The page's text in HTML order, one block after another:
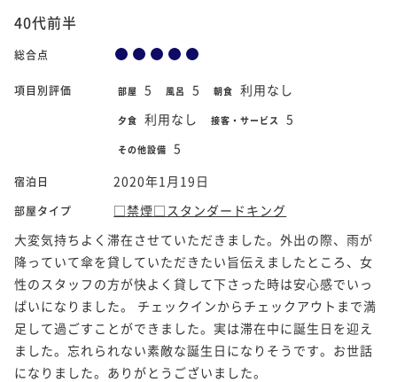
40代前半
総合点
項目別評価 部屋 5 風呂 5 朝食 利用なし
夕食 利用なし 接客・サービス 5
その他設備 5
宿泊日 2020年1月19日
部屋タイプ
□禁煙□スタンダードキング
大変気持ちよく滞在させていただきました。外出の際、雨が
降っていて傘を貸していただきたい旨伝えましたところ、女
性のスタッフの方が快よく貸して下さった時は安心感でいっ
ぱいになりました。 チェックインからチェックアウトまで満
足して過ごすことができました。実は滞在中に誕生日を迎え
ました。忘れられない素敵な誕生日になりそうです。お世話
になりました。ありがとうございました。